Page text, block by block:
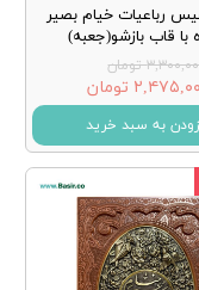
رباعیات خیام بصیر
با قاب بازشو(جعبه)
تومان
تومان
به سبد خرید